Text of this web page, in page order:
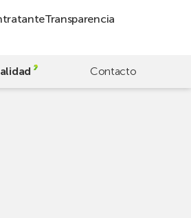
Transparencia
Contacto